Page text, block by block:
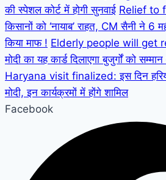
की स्पेशल कोर्ट में होगी सुनवाई Relief to
किसानों को ‘नायाब’ राहत, CM सैनी ने 6
किया माफ ! Elderly people will get
मोदी का यह कार्ड दिलाएगा बुजुर्गों को
Haryana visit finalized: इस दिन
मोदी, इन कार्यक्रमों में होंगे शामिल
Facebook